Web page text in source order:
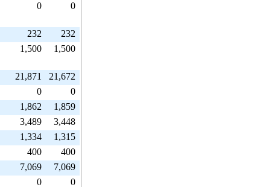
0 0
232
232
1,500 1,500
21,871
21,672
0
0
1,862
1,859
3,489
3,448
1,334
1,315
400
400
7,069
7,069
0 0